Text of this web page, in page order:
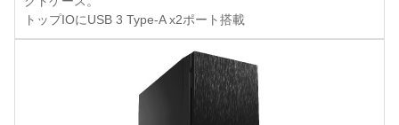
トップIOにUSB 3 Type-A x2ポート搭載